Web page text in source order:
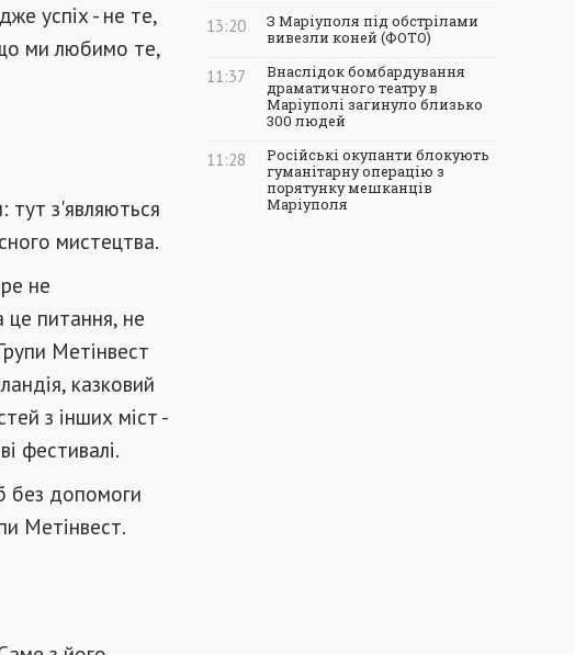
успіх - не те,
ми любимо те,
тут з'являються
мистецтва.
не
це питання, не
Метінвест
казковий
з інших міст -
фестивалі.
без допомоги
Метінвест.
13:20
З Маріуполя під обстрілами
вивезли коней (ФОТО)
11:37
Внаслідок бомбардування
драматичного театру в
Маріуполі загинуло близько
300 людей
11:28
Російські окупанти блокують
гуманітарну операцію з
порятунку мешканців
Маріуполя